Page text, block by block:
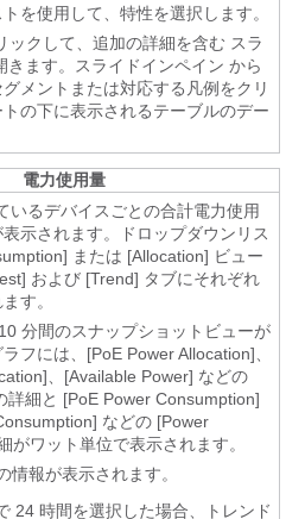
を使用して、特性を選択します。
ックして、追加の詳細を含む スラ
きます。 スライドインペイン から
メントまたは対応する凡例をクリ
の下に表示されるテーブルのデー
電力使用量
いるデバイスごとの合計電力使用
示されます。ドロップダウンリス
または [Allocation] ビュー
および [Trend] タブにそれぞれ
す。
分間のスナップショットビューが
フには、[PoE Power Allocation]、
、[Available Power] などの
詳細と [PoE Power Consumption]
などの [Power
がワット単位で表示されます。
情報が表示されます。
24 時間を選択した場合、トレンド